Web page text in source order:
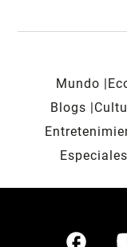
Mundo
Blogs